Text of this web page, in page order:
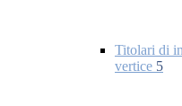
Titolari di
vertice 5